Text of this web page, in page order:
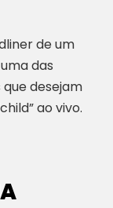
de um
das
desejam
ao vivo.